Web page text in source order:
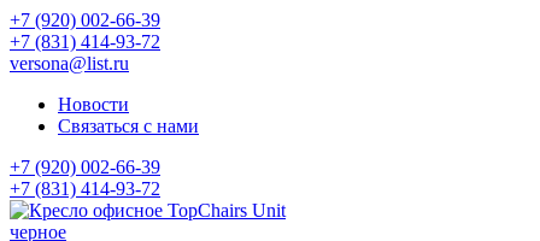
+7 (920) 002-66-39
+7 (831) 414-93-72
versona@list.ru
Новости
Связаться с нами
+7 (920) 002-66-39
+7 (831) 414-93-72